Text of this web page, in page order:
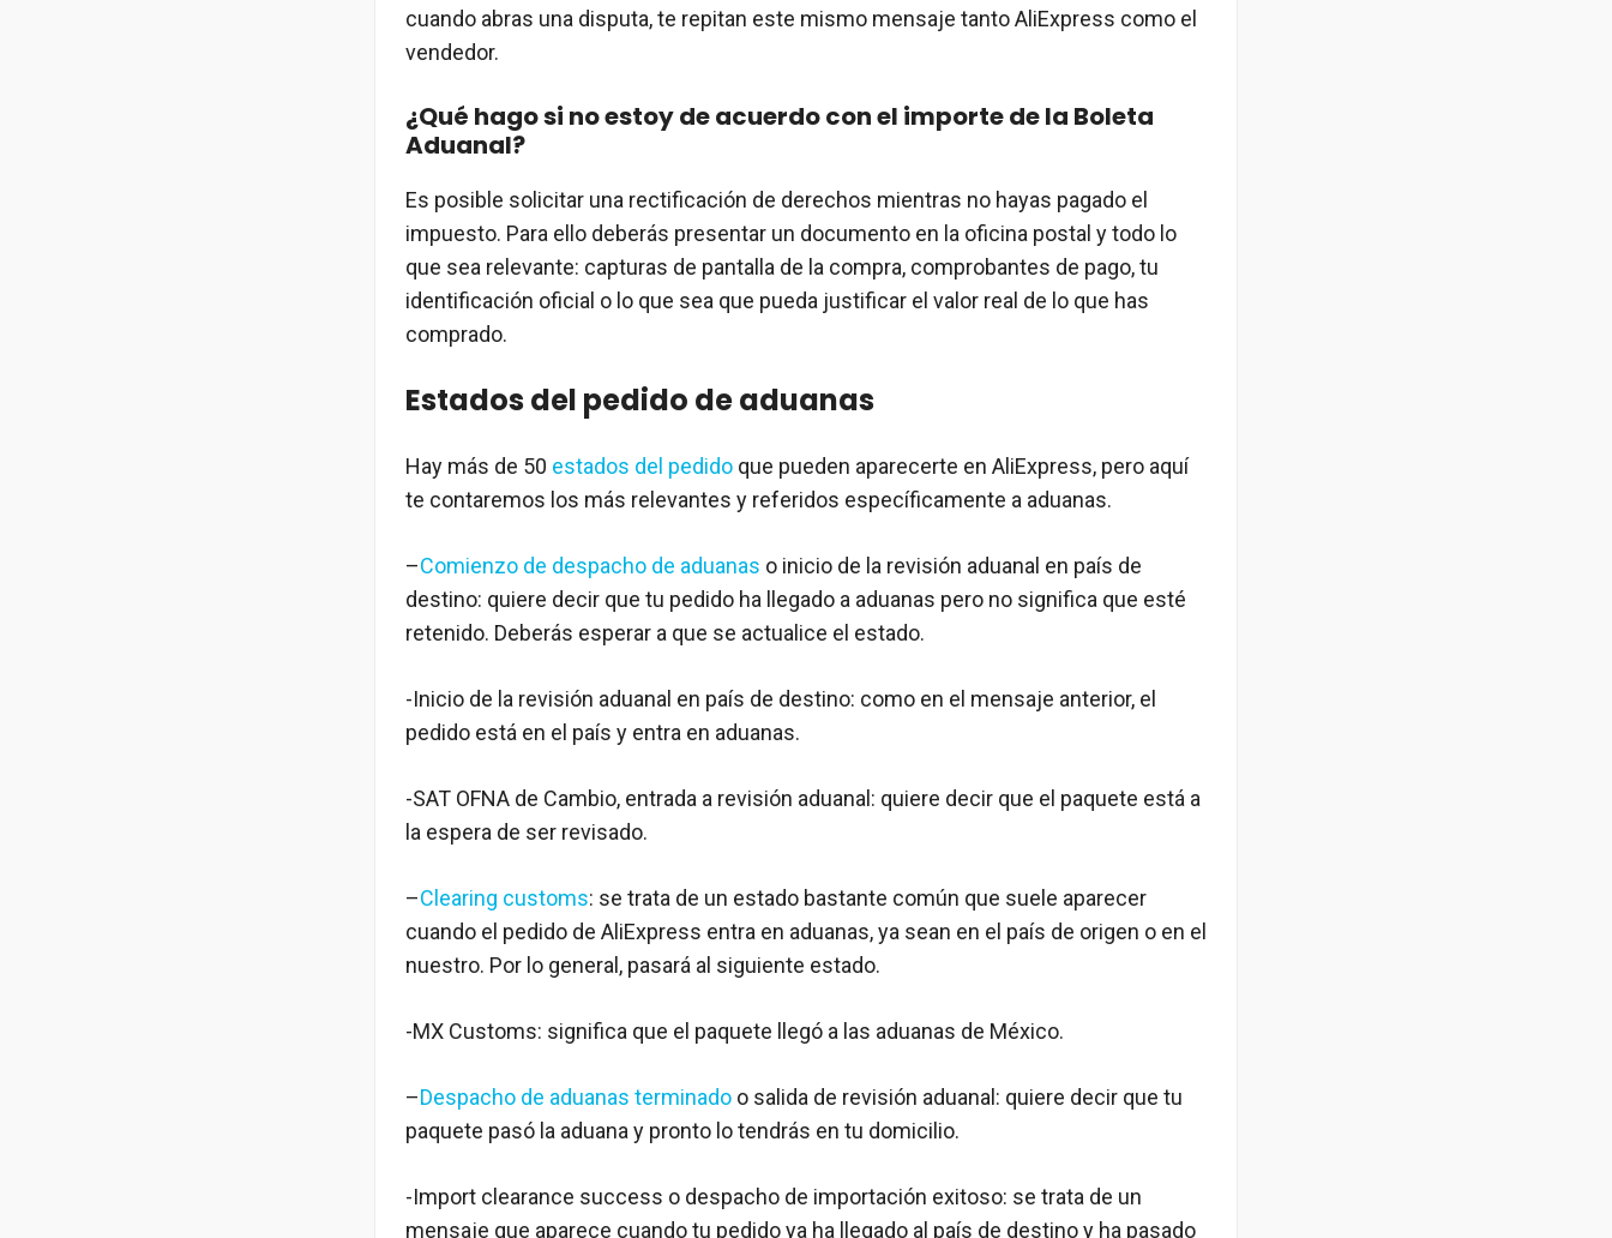
cuando abras una disputa, te repitan este mismo mensaje tanto AliExpress como el
vendedor.
¿Qué hago si no estoy de acuerdo con el importe de la Boleta
Aduanal?
Es posible solicitar una rectificación de derechos mientras no hayas pagado el
impuesto. Para ello deberás presentar un documento en la oficina postal y todo lo
que sea relevante: capturas de pantalla de la compra, comprobantes de pago, tu
identificación oficial o lo que sea que pueda justificar el valor real de lo que has
comprado.
Estados del pedido de aduanas
Hay más de 50 estados del pedido que pueden aparecerte en AliExpress, pero aquí
te contaremos los más relevantes y referidos específicamente a aduanas.
–Comienzo de despacho de aduanas o inicio de la revisión aduanal en país de
destino: quiere decir que tu pedido ha llegado a aduanas pero no significa que esté
retenido. Deberás esperar a que se actualice el estado.
-Inicio de la revisión aduanal en país de destino: como en el mensaje anterior, el
pedido está en el país y entra en aduanas.
-SAT OFNA de Cambio, entrada a revisión aduanal: quiere decir que el paquete está a
la espera de ser revisado.
–Clearing customs: se trata de un estado bastante común que suele aparecer
cuando el pedido de AliExpress entra en aduanas, ya sean en el país de origen o en el
nuestro. Por lo general, pasará al siguiente estado.
-MX Customs: significa que el paquete llegó a las aduanas de México.
–Despacho de aduanas terminado o salida de revisión aduanal: quiere decir que tu
paquete pasó la aduana y pronto lo tendrás en tu domicilio.
-Import clearance success o despacho de importación exitoso: se trata de un
mensaje que aparece cuando tu pedido ya ha llegado al país de destino y ha pasado